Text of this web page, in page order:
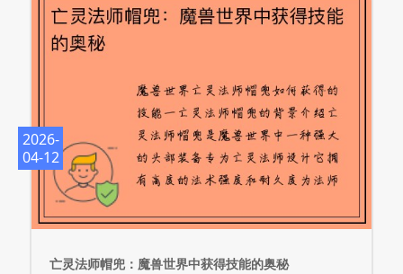
2026-
04-12
亡灵法师帽兜：魔兽世界中获得技能的奥秘